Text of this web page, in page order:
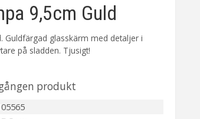
9,5cm Guld
Guldfärgad glasskärm med detaljer i
på sladden. Tjusigt!
produkt